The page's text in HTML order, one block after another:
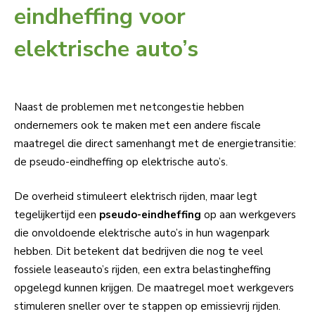
eindheffing voor
elektrische auto’s
Naast de problemen met netcongestie hebben
ondernemers ook te maken met een andere fiscale
maatregel die direct samenhangt met de energietransitie:
de pseudo-eindheffing op elektrische auto’s.
De overheid stimuleert elektrisch rijden, maar legt
tegelijkertijd een pseudo-eindheffing op aan werkgevers
die onvoldoende elektrische auto’s in hun wagenpark
hebben. Dit betekent dat bedrijven die nog te veel
fossiele leaseauto’s rijden, een extra belastingheffing
opgelegd kunnen krijgen. De maatregel moet werkgevers
stimuleren sneller over te stappen op emissievrij rijden.